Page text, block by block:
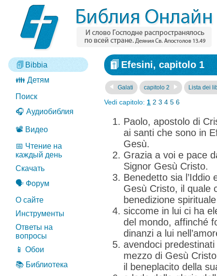
Bibbia
👪 Детям
Поиск
🎧 Аудиобиблия
📽️ Видео
📅 Чтение на
каждый день
Скачать
🗣️ Форум
О сайте
Инструменты
Ответы на
вопросы
📱 Обои
📚 Библиотека
Efesini, capitolo 1
Galati capitolo 2 Lista dei
Vedi capitolo: 1 2 3 4 5 6
Paolo, apostolo di
ai santi che sono in
Gesù.
Grazia a voi e pace
Signor Gesù Cristo.
Benedetto sia l’Iddio
Gesù Cristo, il quale
benedizione
siccome in lui ci ha
del mondo, affinché
dinanzi a lui
avendoci
mezzo di Gesù
il beneplacito della